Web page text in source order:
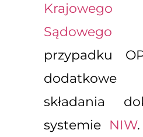
Sądowego
przypadku
składania
systemie NIW.